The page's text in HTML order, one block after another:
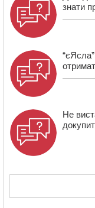
10:10 На Черкащині
мопедом: двоє
знати
Не